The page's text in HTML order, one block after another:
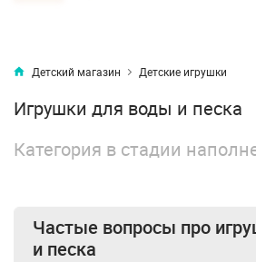
Детский магазин Детские игрушки
Игрушки для воды и песка
Категория в стадии
Частые вопросы про
и песка